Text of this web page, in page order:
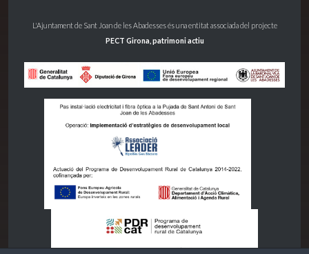
L'Ajuntament de Sant Joan de les Abadesses és una entitat associada del projecte
PECT Girona, patrimoni actiu